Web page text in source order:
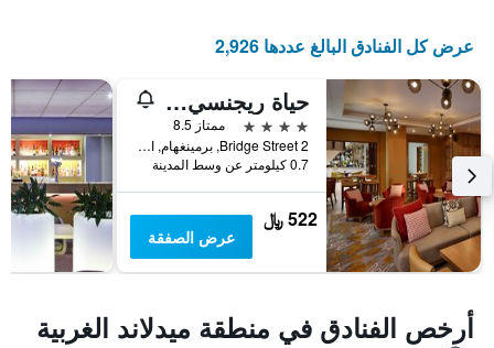
التالي
محور
Y
الذي
يعرض
متوسط
سعر
غرفة
عرض كل الفنادق البالغ عددها 2,926
حياة ريجنسي برمنغهام
4 نجوم
ممتاز 8.5
2 Bridge Street, برمينغهام, المملكة المتحدة
0.7 كيلومتر عن وسط المدينة
522 ﷼
عرض الصفقة
أرخص الفنادق في منطقة ميدلاند الغربية